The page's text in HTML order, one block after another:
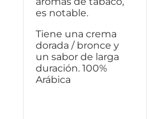
es notable.
Tiene una crema
dorada / bronce y
un sabor de larga
duración. 100%
Arábica